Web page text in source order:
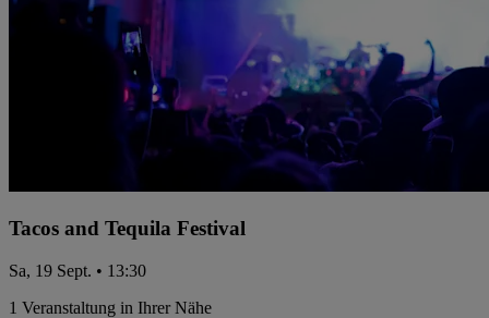
Tacos and Tequila Festival
Sa, 19 Sept. • 13:30
1 Veranstaltung in Ihrer Nähe